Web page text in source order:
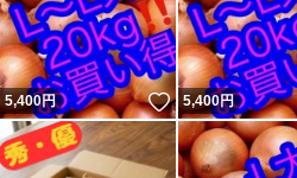
5,400円 いいね！
5,400円